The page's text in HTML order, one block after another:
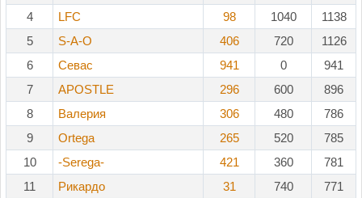
4
LFC 98 1040
1138
5
S-A-O 406 720
1126
6
Севас 941 0
941
7
APOSTLE 296 600
896
8
Валерия 306 480
786
9
Ortega 265 520
785
10
-Serega- 421 360
781
11
Рикардо 31 740
771